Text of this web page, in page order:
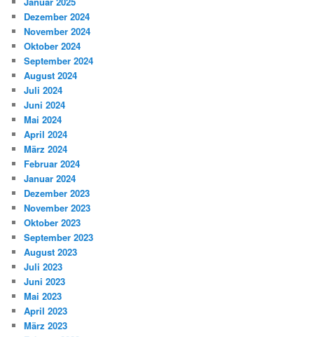
Dezember 2024
November 2024
Oktober 2024
September 2024
August 2024
Juli 2024
Juni 2024
Mai 2024
April 2024
März 2024
Februar 2024
Januar 2024
Dezember 2023
November 2023
Oktober 2023
September 2023
August 2023
Juli 2023
Juni 2023
Mai 2023
April 2023
März 2023